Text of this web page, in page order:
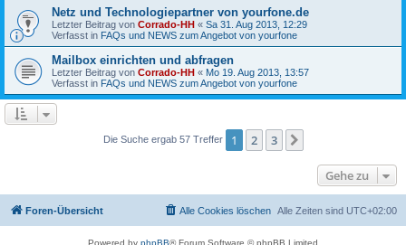
Netz und Technologiepartner von yourfone.de
Letzter Beitrag von Corrado-HH « Sa 31. Aug 2013, 12:29
Verfasst in FAQs und NEWS zum Angebot von yourfone
Mailbox einrichten und abfragen
Letzter Beitrag von Corrado-HH « Mo 19. Aug 2013, 13:57
Verfasst in FAQs und NEWS zum Angebot von yourfone
Die Suche ergab 57 Treffer 1 2 3
Gehe zu
Foren-Übersicht Alle Zeiten sind UTC+02:00
Alle Cookies löschen
Powered by phpBB® Forum Software © phpBB Limited